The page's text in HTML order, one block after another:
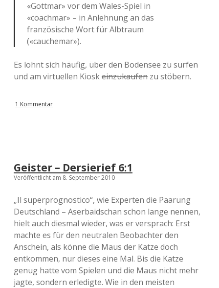
«Gottmar» vor dem Wales-Spiel in
«coachmar» – in Anlehnung an das
französische Wort für Albtraum
(«cauchemar»).
Es lohnt sich häufig, über den Bodensee zu surfen
und am virtuellen Kioskeinzukaufen zu stöbern.
1 Kommentar
Geister – Dersierief 6:1
Veröffentlicht am 8. September 2010
„Il superprognostico“, wie Experten die Paarung
Deutschland – Aserbaidschan schon lange nennen,
hielt auch diesmal wieder, was er versprach: Erst
machte es für den neutralen Beobachter den
Anschein, als könne die Maus der Katze doch
entkommen, nur dieses eine Mal. Bis die Katze
genug hatte vom Spielen und die Maus nicht mehr
jagte, sondern erledigte. Wie in den meisten